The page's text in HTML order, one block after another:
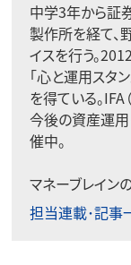
中学3年から証
製作所を経て
イスを行う。
「心と運用スタ
を得ている。IFA
今後の資産運
催中。
マネーブレイン
担当連載･記事